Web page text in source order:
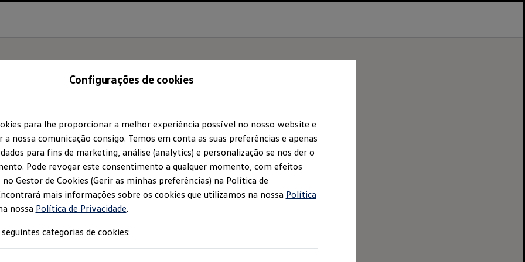
Configurações de cookies
para lhe proporcionar a melhor experiência possível no nosso website e
a nossa comunicação consigo. Temos em conta as suas preferências e apenas
para fins de marketing, análise (analytics) e personalização se nos der o
Pode revogar este consentimento a qualquer momento, com efeitos
Gestor de Cookies (Gerir as minhas preferências) na Política de
mais informações sobre os cookies que utilizamos na nossa Política
nossa Política de Privacidade.
categorias de cookies:
Regulamento